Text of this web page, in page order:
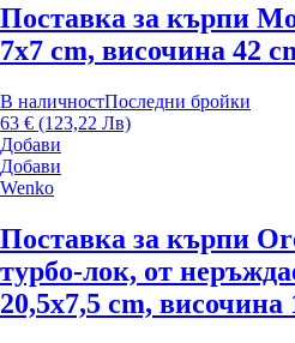
Поставка за кърпи
7x7 cm, височина 42
В наличностПоследни бройки
63 € (123,22 Лв)
Добави
Добави
Wenko
Поставка за кърпи
турбо-лок, от
20,5x7,5 cm, височина